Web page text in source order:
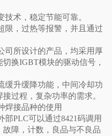
术，稳定节能可靠。
，过热等报警，并且通过
所设计的产品，均采用厚
换IGBT模块的驱动信号，
升缓降功能，中间冷却功
过程，复杂功率的需求。
接品种的使用
PLC可以通过8421码调用
障，计数，良品与不良品